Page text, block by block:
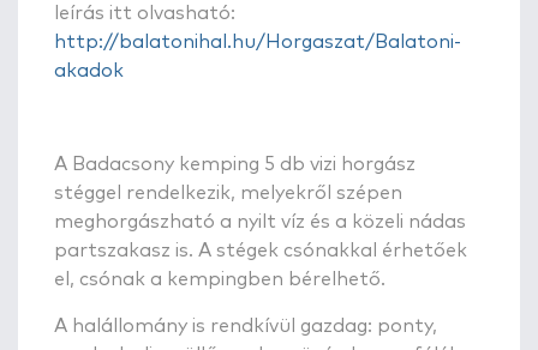
leírás itt olvasható:
http://balatonihal.hu/Horgaszat/Balatoni-
akadok
A Badacsony kemping 5 db vizi horgász
stéggel rendelkezik, melyekről szépen
meghorgászható a nyilt víz és a közeli nádas
partszakasz is. A stégek csónakkal érhetőek
el, csónak a kempingben bérelhető.
A halállomány is rendkívül gazdag: ponty,